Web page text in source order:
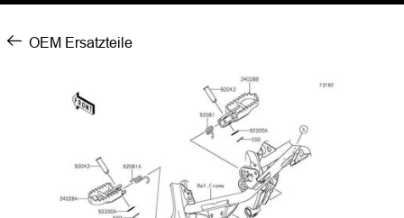
OEM Ersatzteile